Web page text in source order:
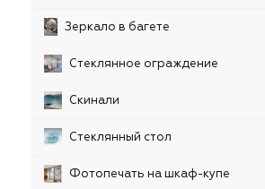
Зеркало в багете
Стеклянное ограждение
Скинали
Стеклянный стол
Фотопечать на шкаф-купе